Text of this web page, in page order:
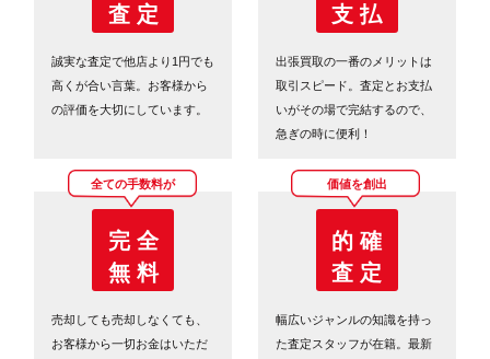
査 定
誠実な査定で他店より1円でも
高くが合い言葉。お客様から
の評価を大切にしています。
支 払
出張買取の一番のメリットは
取引スピード。査定とお支払
いがその場で完結するので、
急ぎの時に便利！
全ての手数料が
完 全
無 料
売却しても売却しなくても、
お客様から一切お金はいただ
価値を創出
的 確
査 定
幅広いジャンルの知識を持っ
た査定スタッフが在籍。最新